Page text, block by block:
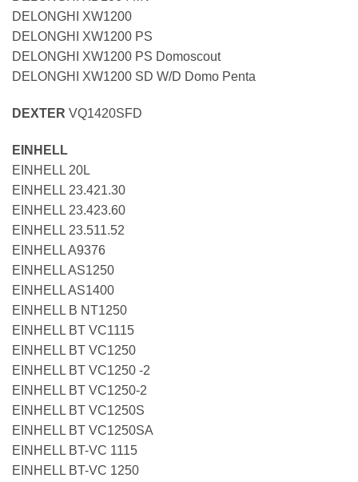
DELONGHI XW1200
DELONGHI XW1200 PS
DELONGHI XW1200 PS Domoscout
DELONGHI XW1200 SD W/D Domo Penta
DEXTER VQ1420SFD
EINHELL
EINHELL 20L
EINHELL 23.421.30
EINHELL 23.423.60
EINHELL 23.511.52
EINHELL A9376
EINHELL AS1250
EINHELL AS1400
EINHELL B NT1250
EINHELL BT VC1115
EINHELL BT VC1250
EINHELL BT VC1250 -2
EINHELL BT VC1250-2
EINHELL BT VC1250S
EINHELL BT VC1250SA
EINHELL BT-VC 1115
EINHELL BT-VC 1250